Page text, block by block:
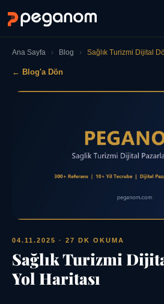
Ana Sayfa › Blog › Sağlık Turizmi Dijital
← Blog'a Dön
04.11.2025 · 27 DK OKUMA
Sağlık Turizmi
Yol Haritası